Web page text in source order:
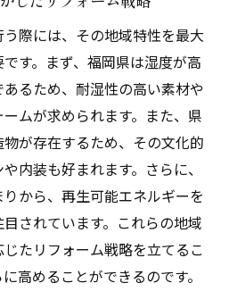
を高める効率的な施工
ームでのコスト削減術
資産価値評価のポイント
ット動向に合ったリフォー
方と効率向上の秘訣
を通じて得られる賃貸物件
たらす投資効果の分析
よる利回り改善の事例
際には、その地域特性を最大
す。まず、福岡県は湿度が高
るため、耐湿性の高い素材や
ムが求められます。また、県
が存在するため、その文化的
内装も好まれます。さらに、
から、再生可能エネルギーを
されています。これらの地域
たリフォーム戦略を立てるこ
高めることができるのです。